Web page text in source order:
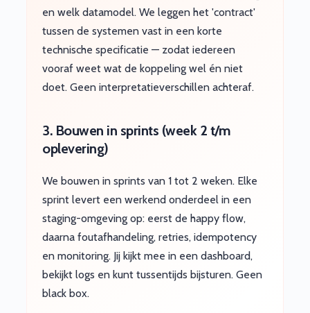
en welk datamodel. We leggen het 'contract'
tussen de systemen vast in een korte
technische specificatie — zodat iedereen
vooraf weet wat de koppeling wel én niet
doet. Geen interpretatieverschillen achteraf.
3. Bouwen in sprints (week 2 t/m
oplevering)
We bouwen in sprints van 1 tot 2 weken. Elke
sprint levert een werkend onderdeel in een
staging-omgeving op: eerst de happy flow,
daarna foutafhandeling, retries, idempotency
en monitoring. Jij kijkt mee in een dashboard,
bekijkt logs en kunt tussentijds bijsturen. Geen
black box.